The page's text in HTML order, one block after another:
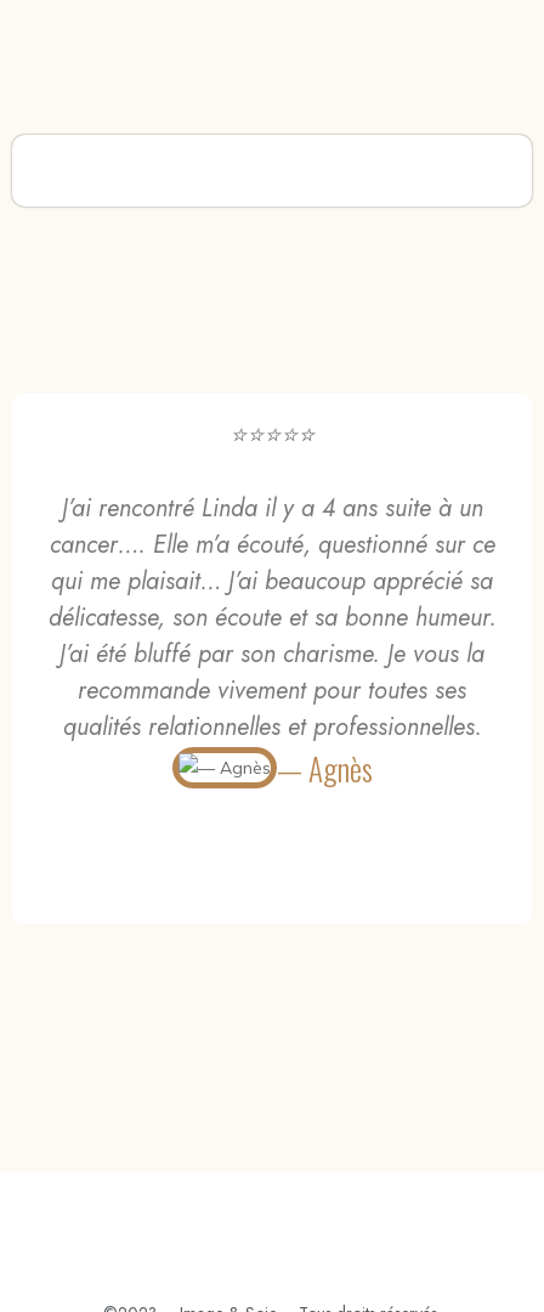
⭐⭐⭐⭐⭐
J’ai rencontré Linda il y a 4 ans suite à un
cancer…. Elle m’a écouté, questionné sur ce
qui me plaisait… J’ai beaucoup apprécié sa
délicatesse, son écoute et sa bonne humeur.
J’ai été bluffé par son charisme. Je vous la
recommande vivement pour toutes ses
qualités relationnelles et professionnelles.
— Agnès